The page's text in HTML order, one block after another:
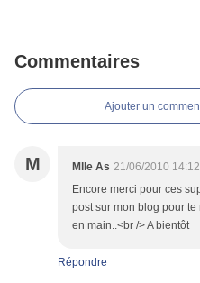
Commentaires
Ajouter un
M Mlle As 21/06/2010 14:12
Encore merci pour ces
post sur mon blog pour
en main..<br /> A bientôt
Répondre